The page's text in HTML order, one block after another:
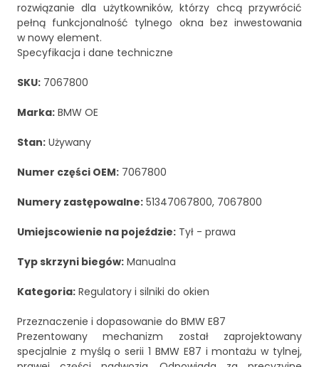
rozwiązanie dla użytkowników, którzy chcą przywrócić
pełną funkcjonalność tylnego okna bez inwestowania
w nowy element.
Specyfikacja i dane techniczne
SKU: 7067800
Marka: BMW OE
Stan: Używany
Numer części OEM: 7067800
Numery zastępowalne: 51347067800, 7067800
Umiejscowienie na pojeździe: Tył - prawa
Typ skrzyni biegów: Manualna
Kategoria: Regulatory i silniki do okien
Przeznaczenie i dopasowanie do BMW E87
Prezentowany mechanizm został zaprojektowany
specjalnie z myślą o serii 1 BMW E87 i montażu w tylnej,